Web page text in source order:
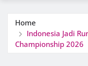
Home
Indonesia Jadi
Championship 2026